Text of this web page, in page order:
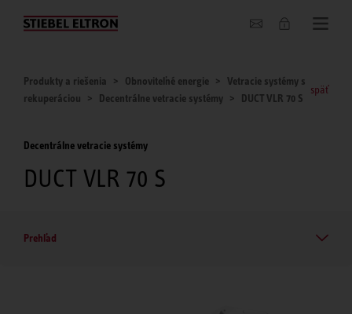
O nás
Produkty a riešenia Obnoviteľné energie
Vetracie systémy s
rekuperáciou
Decentrálne vetracie systémy DUCT VLR 70 S
späť
Decentrálne vetracie systémy
DUCT VLR 70 S
Prehľad